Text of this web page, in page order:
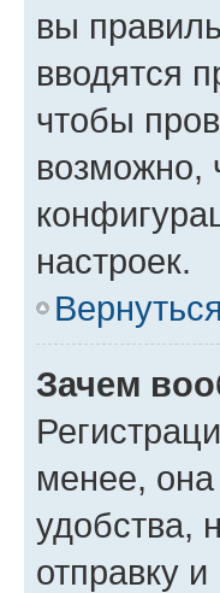
вы
вводятся
чтобы
возможно,
настроек.
Зачем
менее,
удобства,
отправку